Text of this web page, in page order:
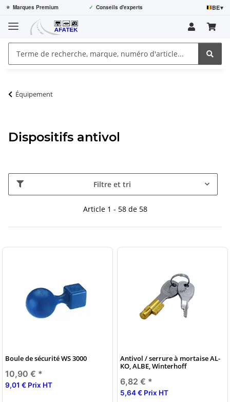
⭐ Marques Premium ✓ Conseils d'experts BE▾
Équipement
Dispositifs antivol
Filtre et tri
Article 1 - 58 de 58
Boule de sécurité WS 3000
10,90 € *
9,01 € Prix HT
Antivol / serrure à mortaise AL-
KO, ALBE, Winterhoff
6,82 € *
5,64 € Prix HT